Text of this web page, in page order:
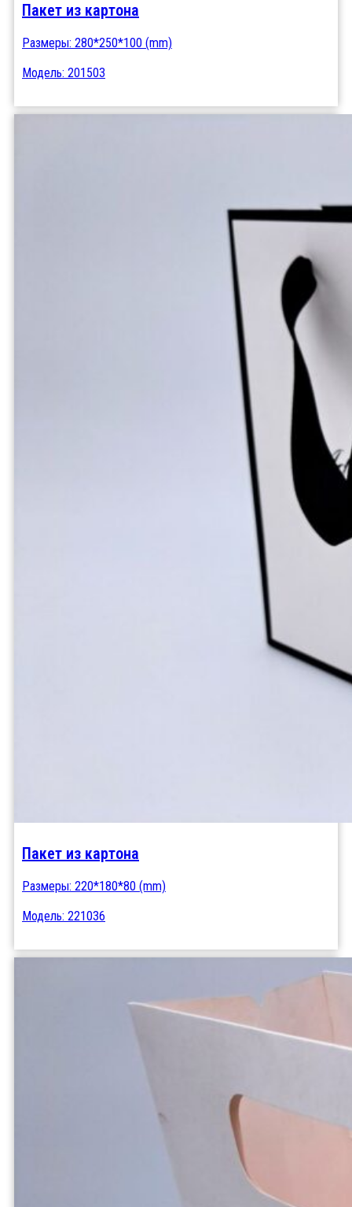
Пакет из картона
Размеры: 280*250*100 (mm)
Модель: 201503
Пакет из картона
Размеры: 220*180*80 (mm)
Модель: 221036